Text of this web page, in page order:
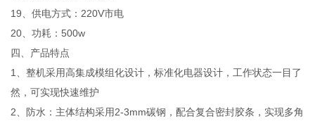
19、供电方式：220V市电
20、功耗：500w
四、产品特点
1、整机采用高集成模组化设计，标准化电器设计，工作状态一目了
然，可实现快速维护
2、防水：主体结构采用2-3mm碳钢，配合复合密封胶条，实现多角